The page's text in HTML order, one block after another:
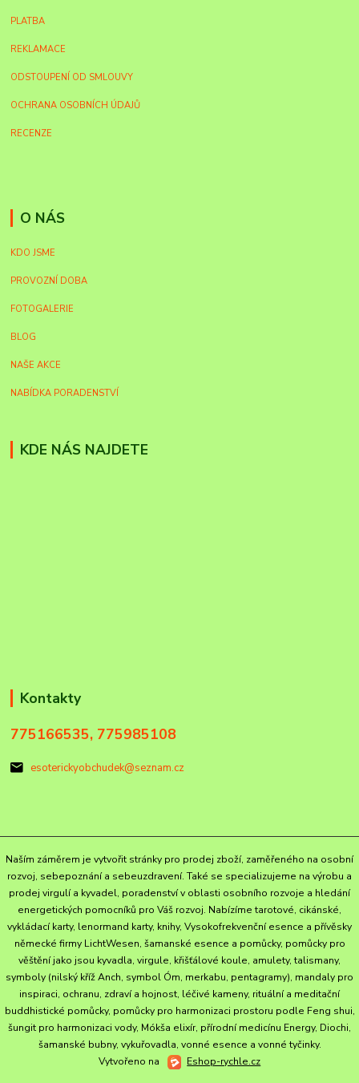
PLATBA
REKLAMACE
ODSTOUPENÍ OD SMLOUVY
OCHRANA OSOBNÍCH ÚDAJŮ
RECENZE
O NÁS
KDO JSME
PROVOZNÍ DOBA
FOTOGALERIE
BLOG
NAŠE AKCE
NABÍDKA PORADENSTVÍ
KDE NÁS NAJDETE
Kontakty
775166535, 775985108
esoterickyobchudek@seznam.cz
Naším záměrem je vytvořit stránky pro prodej zboží, zaměřeného na osobní
rozvoj, sebepoznání a sebeuzdravení. Také se specializujeme na výrobu a
prodej virgulí a kyvadel, poradenství v oblasti osobního rozvoje a hledání
energetických pomocníků pro Váš rozvoj. Nabízíme tarotové, cikánské,
vykládací karty, lenormand karty, knihy, Vysokofrekvenční esence a přívěsky
německé firmy LichtWesen, šamanské esence a pomůcky, pomůcky pro
věštění jako jsou kyvadla, virgule, křišťálové koule, amulety, talismany,
symboly (nilský kříž Anch, symbol Óm, merkabu, pentagramy), mandaly pro
inspiraci, ochranu, zdraví a hojnost, léčivé kameny, rituální a meditační
buddhistické pomůcky, pomůcky pro harmonizaci prostoru podle Feng shui,
šungit pro harmonizaci vody, Mókša elixír, přírodní medicínu Energy, Diochi,
šamanské bubny, vykuřovadla, vonné esence a vonné tyčinky.
Vytvořeno na
Eshop-rychle.cz